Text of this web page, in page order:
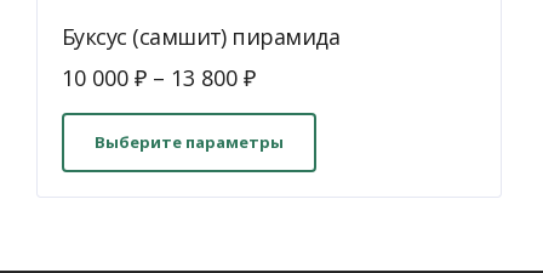
Буксус (самшит) пирамида
10 000 ₽ – 13 800 ₽
Выберите параметры
несколько